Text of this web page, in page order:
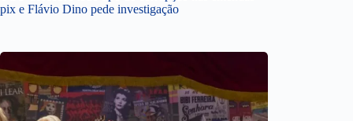
pix e Flávio Dino pede investigação